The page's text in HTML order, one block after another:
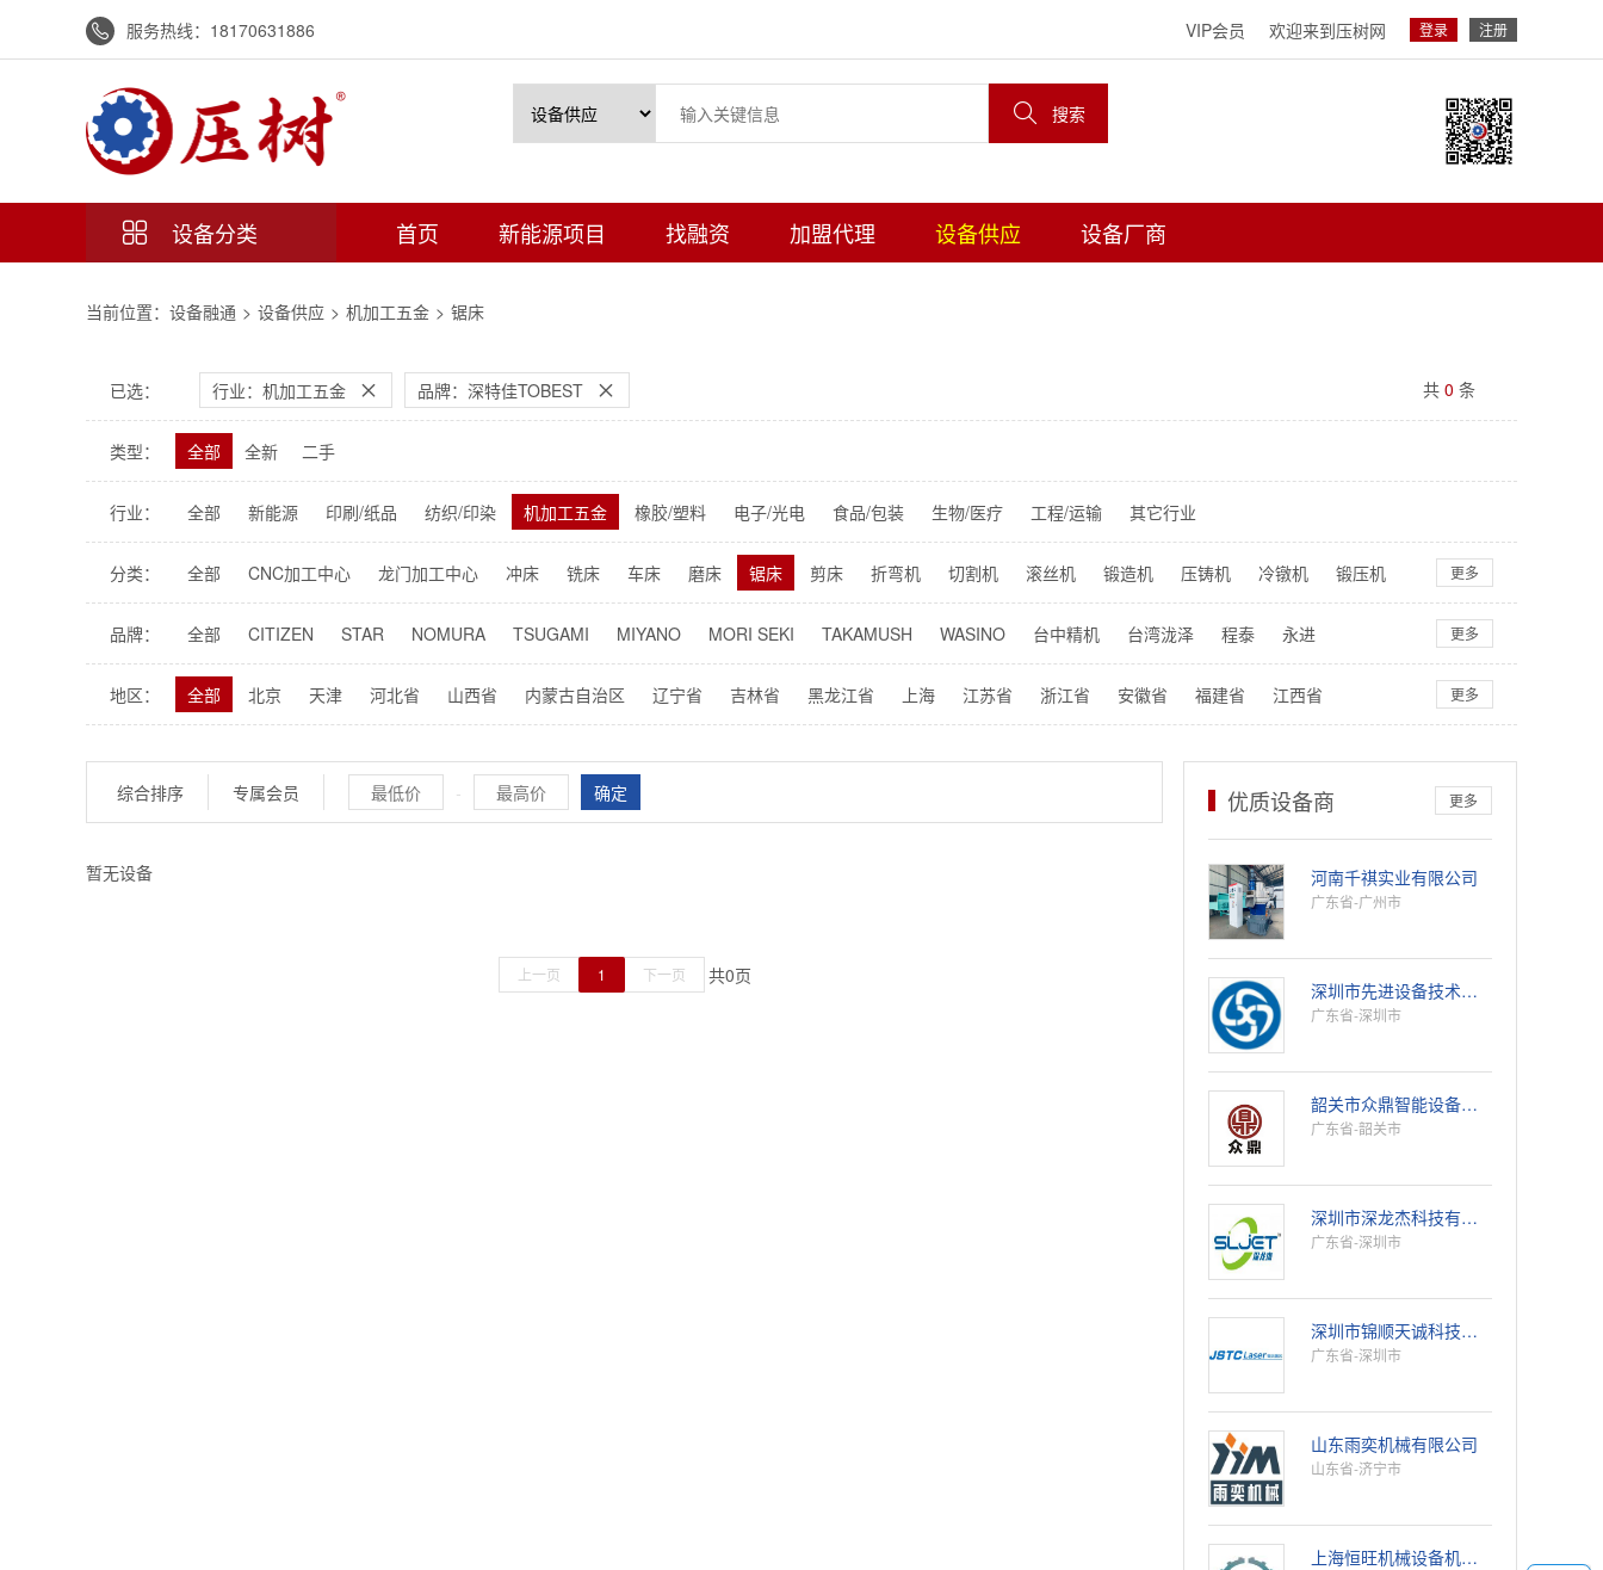
 服务热线： 18170631886 VIP会员 欢迎来到压树网 登录 注册
 搜索
 设备分类 首页 新能源项目 找融资 加盟代理 设备供应 设备厂商
当前位置： 设备融通 > 设备供应 > 机加工五金 > 锯床
已选： 行业：机加工五金  品牌：深特佳TOBEST  共 0 条
类型： 全部 全新 二手
行业： 全部 新能源 印刷/纸品 纺织/印染 机加工五金 橡胶/塑料 电子/光电 食品/包装 生物/医疗 工程/运输 其它行业
分类： 全部 CNC加工中心 龙门加工中心 冲床 铣床 车床 磨床 锯床 剪床 折弯机 切割机 滚丝机 锻造机 压铸机 冷镦机
锻压机
更多
品牌： 全部 CITIZEN STAR NOMURA TSUGAMI MIYANO MORI SEKI TAKAMUSH WASINO 台中精机 台湾泷泽 程泰
永进
东台精机
大族激光
更多
地区： 全部 北京 天津 河北省 山西省 内蒙古自治区 辽宁省 吉林省 黑龙江省 上海 江苏省 浙江省 安徽省 福建省
江西省
青海省
宁夏回族自治区 新疆维吾尔自治区 中国台湾省
更多
综合排序 专属会员 - 确定
暂无设备
上一页 1 下一页 共0页
优质设备商 更多
河南千祺实业有限公司
广东省-广州市
深圳市先进设备技术有限公司
广东省-深圳市
韶关市众鼎智能设备科技有限公司
广东省-韶关市
深圳市深龙杰科技有限公司
广东省-深圳市
深圳市锦顺天诚科技有限公司
广东省-深圳市
山东雨奕机械有限公司
山东省-济宁市
上海恒旺机械设备机械有限公司